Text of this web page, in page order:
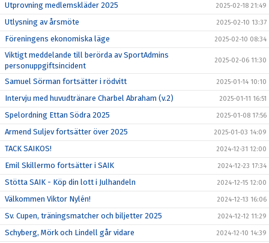
Utprovning medlemskläder 2025 2025-02-18 21:49
Utlysning av årsmöte 2025-02-10 13:37
Föreningens ekonomiska läge 2025-02-10 08:34
Viktigt meddelande till berörda av SportAdmins
personuppgiftsincident
2025-02-06 11:30
Samuel Sörman fortsätter i rödvitt 2025-01-14 10:10
Intervju med huvudtränare Charbel Abraham (v.2) 2025-01-11 16:51
Spelordning Ettan Södra 2025 2025-01-08 17:56
Armend Suljev fortsätter över 2025 2025-01-03 14:09
TACK SAIKOS! 2024-12-31 12:00
Emil Skillermo fortsätter i SAIK 2024-12-23 17:34
Stötta SAIK - Köp din lott i Julhandeln 2024-12-15 12:00
Välkommen Viktor Nylén! 2024-12-13 16:06
Sv. Cupen, träningsmatcher och biljetter 2025 2024-12-12 11:29
Schyberg, Mörk och Lindell går vidare 2024-12-10 14:39